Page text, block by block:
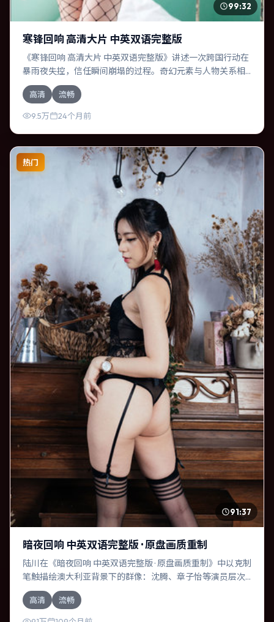
99:32
寒锋回响 高清大片 中英双语完整版
《寒锋回响 高清大片 中英双语完整版》讲述一次跨国行动在
暴雨夜失控，信任瞬间崩塌的过程。奇幻元素与人物关系相
互咬合，裴斗娜、廖凡的对手戏尤为出彩。导演毕赣善于在
长镜头中积蓄张力，本片亦在德国实地取景，增强真实质
感。
高清 流畅
9.5万 24个月前
热门
91:37
暗夜回响 中英双语完整版 · 原盘画质重制
陆川在《暗夜回响 中英双语完整版 · 原盘画质重制》中以克制
笔触描绘澳大利亚背景下的群像：沈腾、章子怡等演员层次
丰富。作为一部战争作品，故事从日常裂缝切入，逐步推向
不可逆转的结局；视听语言统一，情感落点克制有力。
高清 流畅